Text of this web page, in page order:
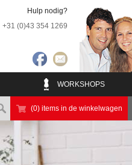
Hulp nodig?
+31 (0)43 354 1269
WORKSHOPS
(0) items in de winkelwagen